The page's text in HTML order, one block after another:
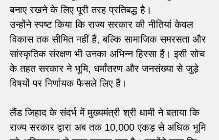
बनाए रखने के लिए पूरी तरह प्रतिबद्ध है।
उन्होंने स्पष्ट किया कि राज्य सरकार की नीतियां केवल
विकास तक सीमित नहीं हैं, बल्कि सामाजिक समरसता और
सांस्कृतिक संरक्षण भी उनका अभिन्न हिस्सा हैं। इसी सोच
के तहत सरकार ने भूमि, धर्मांतरण और जनसंख्या से जुड़े
विषयों पर निर्णायक फैसले लिए हैं।
लैंड जिहाद के संदर्भ में मुख्यमंत्री श्री धामी ने बताया कि
राज्य सरकार द्वारा अब तक 10,000 एकड़ से अधिक भूमि